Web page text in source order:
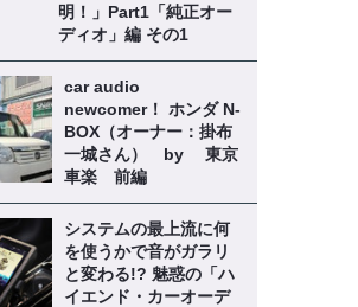
明！」Part1「純正オー
ディオ」編 その1
car audio
newcomer！ ホンダ N-
BOX（オーナー：掛布
一城さん） by 東京
車楽 前編
システムの最上流に何
を使うかで音がガラリ
と変わる!? 魅惑の「ハ
イエンド・カーオーデ